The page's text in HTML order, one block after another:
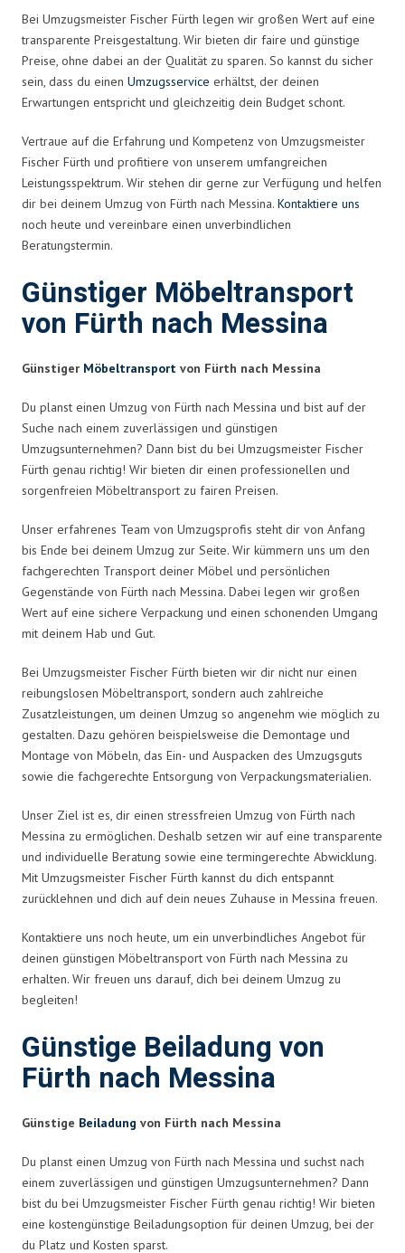
Bei Umzugsmeister Fischer Fürth legen wir großen Wert auf eine
transparente Preisgestaltung. Wir bieten dir faire und günstige
Preise, ohne dabei an der Qualität zu sparen. So kannst du sicher
sein, dass du einen Umzugsservice erhältst, der deinen
Erwartungen entspricht und gleichzeitig dein Budget schont.
Vertraue auf die Erfahrung und Kompetenz von Umzugsmeister
Fischer Fürth und profitiere von unserem umfangreichen
Leistungsspektrum. Wir stehen dir gerne zur Verfügung und helfen
dir bei deinem Umzug von Fürth nach Messina. Kontaktiere uns
noch heute und vereinbare einen unverbindlichen
Beratungstermin.
Günstiger Möbeltransport
von Fürth nach Messina
Günstiger Möbeltransport von Fürth nach Messina
Du planst einen Umzug von Fürth nach Messina und bist auf der
Suche nach einem zuverlässigen und günstigen
Umzugsunternehmen? Dann bist du bei Umzugsmeister Fischer
Fürth genau richtig! Wir bieten dir einen professionellen und
sorgenfreien Möbeltransport zu fairen Preisen.
Unser erfahrenes Team von Umzugsprofis steht dir von Anfang
bis Ende bei deinem Umzug zur Seite. Wir kümmern uns um den
fachgerechten Transport deiner Möbel und persönlichen
Gegenstände von Fürth nach Messina. Dabei legen wir großen
Wert auf eine sichere Verpackung und einen schonenden Umgang
mit deinem Hab und Gut.
Bei Umzugsmeister Fischer Fürth bieten wir dir nicht nur einen
reibungslosen Möbeltransport, sondern auch zahlreiche
Zusatzleistungen, um deinen Umzug so angenehm wie möglich zu
gestalten. Dazu gehören beispielsweise die Demontage und
Montage von Möbeln, das Ein- und Auspacken des Umzugsguts
sowie die fachgerechte Entsorgung von Verpackungsmaterialien.
Unser Ziel ist es, dir einen stressfreien Umzug von Fürth nach
Messina zu ermöglichen. Deshalb setzen wir auf eine transparente
und individuelle Beratung sowie eine termingerechte Abwicklung.
Mit Umzugsmeister Fischer Fürth kannst du dich entspannt
zurücklehnen und dich auf dein neues Zuhause in Messina freuen.
Kontaktiere uns noch heute, um ein unverbindliches Angebot für
deinen günstigen Möbeltransport von Fürth nach Messina zu
erhalten. Wir freuen uns darauf, dich bei deinem Umzug zu
begleiten!
Günstige Beiladung von
Fürth nach Messina
Günstige Beiladung von Fürth nach Messina
Du planst einen Umzug von Fürth nach Messina und suchst nach
einem zuverlässigen und günstigen Umzugsunternehmen? Dann
bist du bei Umzugsmeister Fischer Fürth genau richtig! Wir bieten
eine kostengünstige Beiladungsoption für deinen Umzug, bei der
du Platz und Kosten sparst.